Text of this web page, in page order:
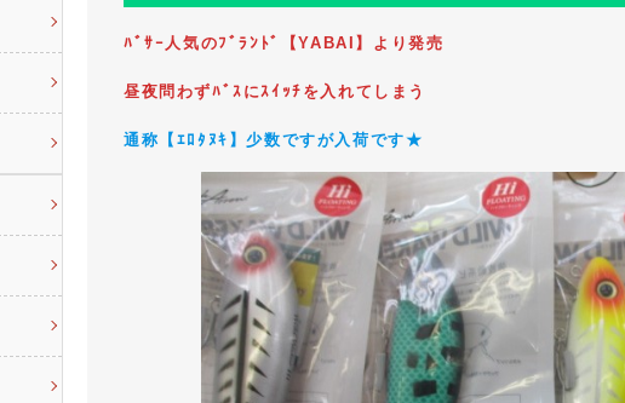
ﾊﾞｻｰ人気のﾌﾞﾗﾝﾄﾞ【YABAI】より発売
昼夜問わずﾊﾞｽにｽｲｯﾁを入れてしまう
通称【ｴﾛﾀﾇｷ】少数ですが入荷です★